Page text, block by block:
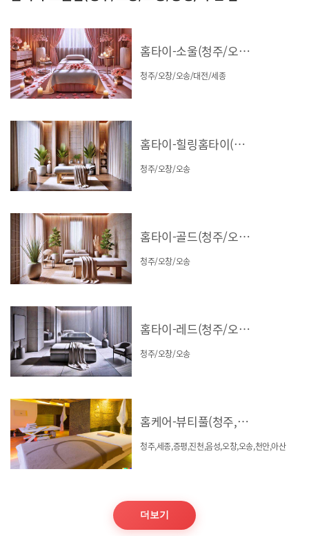
홈타이-소울(청주/오창/오송/대전/세종)
청주/오창/오송/대전/세종
홈타이-힐링홈타이(청주/오창/오송)
청주/오창/오송
홈타이-골드(청주/오창/오송)
청주/오창/오송
홈타이-레드(청주/오창/오송)
청주/오창/오송
홈케어-뷰티풀(청주,세종,증평,진천,음성,오창,오송,천안,아산)
청주,세종,증평,진천,음성,오창,오송,천안,아산
더보기